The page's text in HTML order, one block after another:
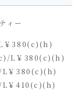
ィー
￥380(c)(h)
L￥380(c)(h)
L￥380(c)(h)
L￥410(c)(h)